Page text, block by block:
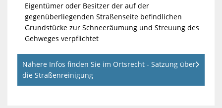
Eigentümer oder Besitzer der auf der
gegenüberliegenden Straßenseite befindlichen
Grundstücke zur Schneeräumung und Streuung des
Gehweges verpflichtet
Nähere Infos finden Sie im Ortsrecht - Satzung über
die Straßenreinigung